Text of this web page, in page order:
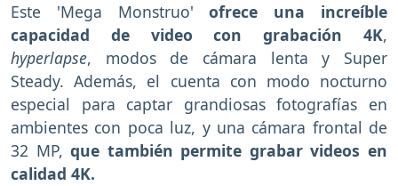
Este 'Mega Monstruo'ofrece una increíble
capacidad de video con grabación 4K,
hyperlapse, modos de cámara lenta y Super
Steady. Además, el cuenta con modo nocturno
especial para captar grandiosas fotografías en
ambientes con poca luz, y una cámara frontal de
32 MP,que también permite grabar videos en
calidad 4K.